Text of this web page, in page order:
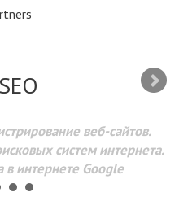
веб-сайтов.
систем интернета.
в интернете Google